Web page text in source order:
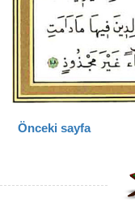
Önceki sayfa